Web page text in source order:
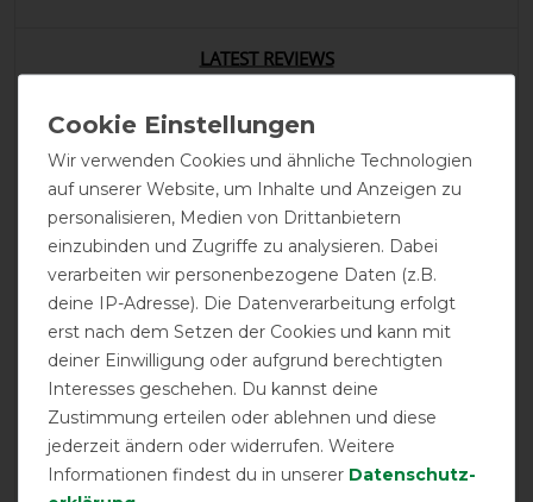
LATEST REVIEWS
Für eine Welsh sec. B - aber trotz gr. Kleine Pony - fast
zu gross..
04.03.2023
Gute Passform, macht einen qualitativ guten Eindruck,
da sie erst seid 1 Woche im Einsatz ist kann ich zu einer
längerfristigen Haltbarkeit noch nichts sagen
27.02.2023
Da der Frühling / Sommer noch auf sich warten lässt,
konnte ich die Fliegenmaske noch nicht bei meinem
Pferd ausprobieren. Dennoch überzeugt mich die
Qualität und Funktionalität, so dass ich nicht glaube,
Wir verwenden Cookies und ähnliche Technologien
auf unserer Website, um Inhalte und Anzeigen zu
personalisieren, Medien von Drittanbietern
einzubinden und Zugriffe zu analysieren. Dabei
verarbeiten wir personenbezogene Daten (z.B.
deine IP-Adresse). Die Datenverarbeitung erfolgt
erst nach dem Setzen der Cookies und kann mit
deiner Einwilligung oder aufgrund berechtigten
Interesses geschehen. Du kannst deine
Zustimmung erteilen oder ablehnen und diese
jederzeit ändern oder widerrufen. Weitere
Informationen findest du in unserer Daten­schutz­